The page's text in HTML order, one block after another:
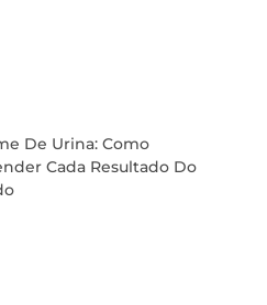
De Urina: Como
Cada Resultado Do